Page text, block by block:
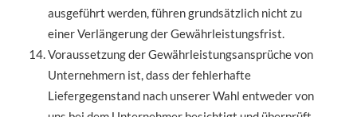
ausgeführt werden, führen grundsätzlich nicht zu
einer Verlängerung der Gewährleistungsfrist.
Voraussetzung der Gewährleistungsansprüche von
Unternehmern ist, dass der fehlerhafte
Liefergegenstand nach unserer Wahl entweder von